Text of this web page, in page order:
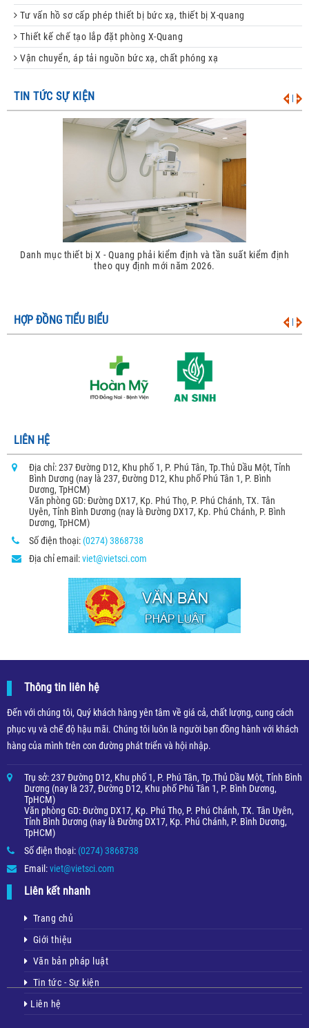
Tư vấn hồ sơ cấp phép thiết bị bức xạ, thiết bị X-quang
Thiết kế chế tạo lắp đặt phòng X-Quang
Vận chuyển, áp tải nguồn bức xạ, chất phóng xạ
TIN TỨC SỰ KIỆN
Danh mục thiết bị X - Quang phải kiểm định và tần suất kiểm định
theo quy định mới năm 2026.
HỢP ĐỒNG TIỂU BIỂU
LIÊN HỆ
Địa chỉ: 237 Đường D12, Khu phố 1, P. Phú Tân, Tp.Thủ Dầu Một, Tỉnh
Bình Dương (nay là 237, Đường D12, Khu phố Phú Tân 1, P. Bình
Dương, TpHCM)
Văn phòng GD: Đường DX17, Kp. Phú Thọ, P. Phú Chánh, TX. Tân
Uyên, Tỉnh Bình Dương (nay là Đường DX17, Kp. Phú Chánh, P. Bình
Dương, TpHCM)
Số điện thoại: (0274) 3868738
Địa chỉ email:viet@vietsci.com
Thông tin liên hệ
Đến với chúng tôi, Quý khách hàng yên tâm về giá cả, chất lượng, cung cách
phục vụ và chế độ hậu mãi. Chúng tôi luôn là người bạn đồng hành với khách
hàng của mình trên con đường phát triển và hội nhập.
Trụ sở: 237 Đường D12, Khu phố 1, P. Phú Tân, Tp.Thủ Dầu Một, Tỉnh Bình
Dương (nay là 237, Đường D12, Khu phố Phú Tân 1, P. Bình Dương,
TpHCM)
Văn phòng GD: Đường DX17, Kp. Phú Thọ, P. Phú Chánh, TX. Tân Uyên,
Tỉnh Bình Dương (nay là Đường DX17, Kp. Phú Chánh, P. Bình Dương,
TpHCM)
Số điện thoại: (0274) 3868738
Email:viet@vietsci.com
Liên kết nhanh
Trang chủ
Giới thiệu
Văn bản pháp luật
Tin tức - Sự kiện
Liên hệ